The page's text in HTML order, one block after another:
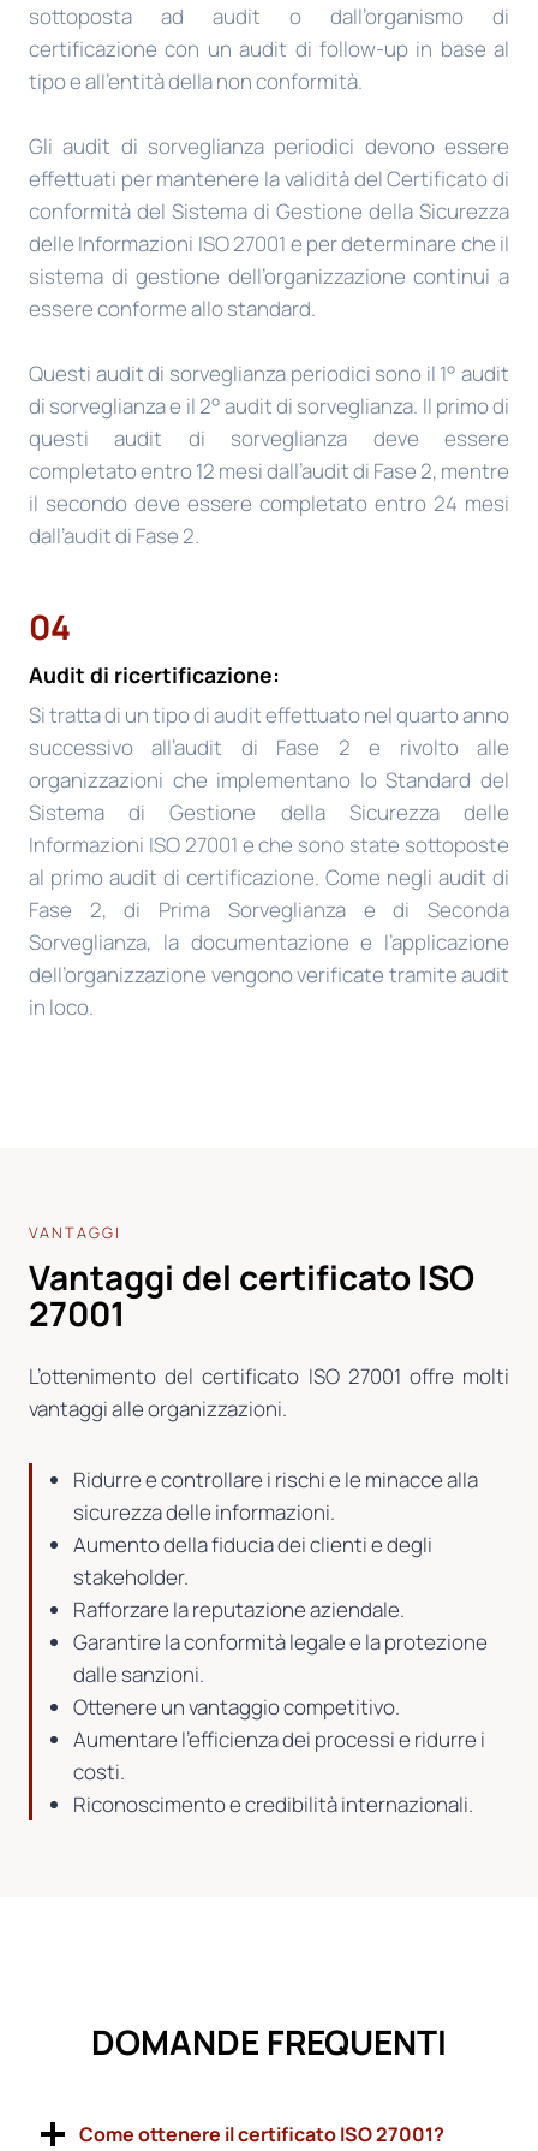
sottoposta ad audit o dall’organismo di
certificazione con un audit di follow-up in base al
tipo e all’entità della non conformità.
Gli audit di sorveglianza periodici devono essere
effettuati per mantenere la validità del Certificato di
conformità del Sistema di Gestione della Sicurezza
delle Informazioni ISO 27001 e per determinare che il
sistema di gestione dell’organizzazione continui a
essere conforme allo standard.
Questi audit di sorveglianza periodici sono il 1° audit
di sorveglianza e il 2° audit di sorveglianza. Il primo di
questi audit di sorveglianza deve essere
completato entro 12 mesi dall’audit di Fase 2, mentre
il secondo deve essere completato entro 24 mesi
dall’audit di Fase 2.
04
Audit di ricertificazione:
Si tratta di un tipo di audit effettuato nel quarto anno
successivo all’audit di Fase 2 e rivolto alle
organizzazioni che implementano lo Standard del
Sistema di Gestione della Sicurezza delle
Informazioni ISO 27001 e che sono state sottoposte
al primo audit di certificazione. Come negli audit di
Fase 2, di Prima Sorveglianza e di Seconda
Sorveglianza, la documentazione e l’applicazione
dell’organizzazione vengono verificate tramite audit
in loco.
VANTAGGI
Vantaggi del certificato ISO
27001
L’ottenimento del certificato ISO 27001 offre molti
vantaggi alle organizzazioni.
Ridurre e controllare i rischi e le minacce alla
sicurezza delle informazioni.
Aumento della fiducia dei clienti e degli
stakeholder.
Rafforzare la reputazione aziendale.
Garantire la conformità legale e la protezione
dalle sanzioni.
Ottenere un vantaggio competitivo.
Aumentare l’efficienza dei processi e ridurre i
costi.
Riconoscimento e credibilità internazionali.
DOMANDE FREQUENTI
Come ottenere il certificato ISO 27001?